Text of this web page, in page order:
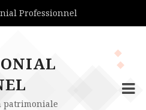
Professionnel
patrimoniale